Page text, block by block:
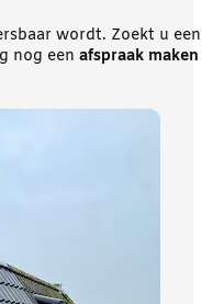
wordt. Zoekt u
nog een afspraak maken